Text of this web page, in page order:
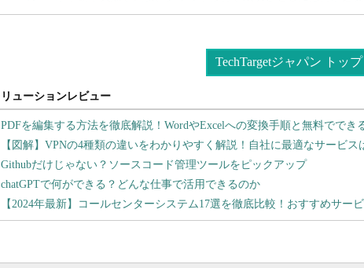
TechTargetジャパン トップ
PDFを編集する方法を徹底解説！WordやExcelへの変換手順と無料ででき
【図解】VPNの4種類の違いをわかりやすく解説！自社に最適なサービス
Githubだけじゃない？ソースコード管理ツールをピックアップ
chatGPTで何ができる？どんな仕事で活用できるのか
【2024年最新】コールセンターシステム17選を徹底比較！おすすめサー